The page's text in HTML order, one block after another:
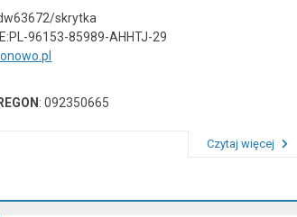
skrytka
96153-85989-AHHTJ-29
REGON : 092350665
Czytaj więcej